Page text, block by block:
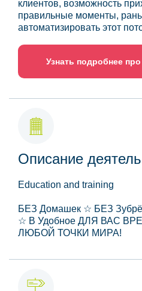
клиентов, возможность
правильные моменты,
автоматизировать этот
Узнать подробнее
Описание
Education and training
БЕЗ Домашек ☆ БЕЗ
☆ В Удобное ДЛЯ ВАС
ЛЮБОЙ ТОЧКИ МИРА!